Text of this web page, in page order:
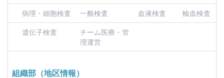
病理・細胞検査
一般検査 血液検査
輸血検査
遺伝子検査
チーム医療・管
理運営
組織部（地区情報）